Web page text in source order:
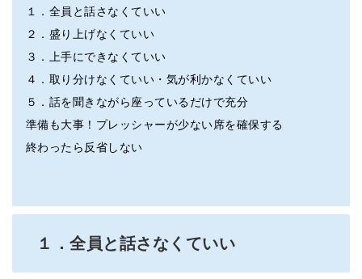
１．全員と話さなくていい
２．盛り上げなくていい
３．上手にできなくていい
４．取り分けなくていい・気が利かなくていい
５．話を聞きながら座っているだけで充分
準備も大事！プレッシャーが少ない席を確保する
終わったら反省しない
１．全員と話さなくていい